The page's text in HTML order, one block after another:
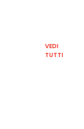
VEDI
TUTTI